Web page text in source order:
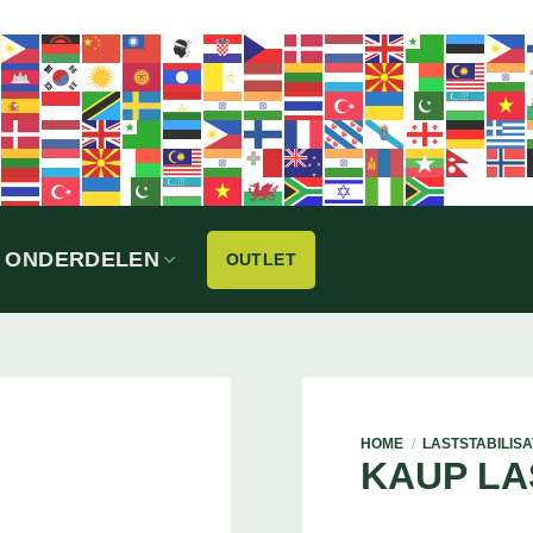
ONDERDELEN OUTLET
HOME /
KAUP